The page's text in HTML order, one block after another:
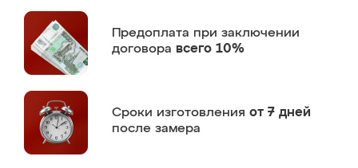
Предоплата при заключении
договора всего 10%
Сроки изготовления от 7 дней
после замера